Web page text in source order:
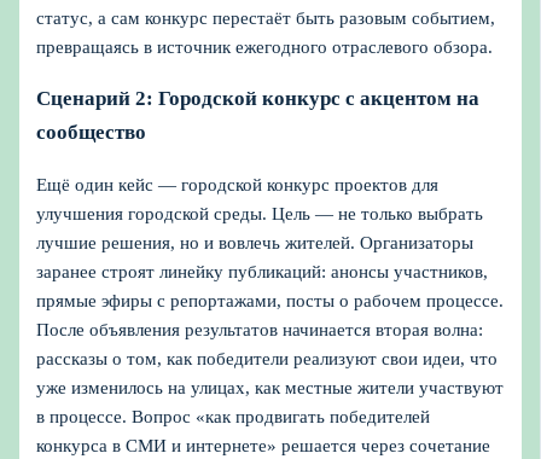
статус, а сам конкурс перестаёт быть разовым событием,
превращаясь в источник ежегодного отраслевого обзора.
Сценарий 2: Городской конкурс с акцентом на
сообщество
Ещё один кейс — городской конкурс проектов для
улучшения городской среды. Цель — не только выбрать
лучшие решения, но и вовлечь жителей. Организаторы
заранее строят линейку публикаций: анонсы участников,
прямые эфиры с репортажами, посты о рабочем процессе.
После объявления результатов начинается вторая волна:
рассказы о том, как победители реализуют свои идеи, что
уже изменилось на улицах, как местные жители участвуют
в процессе. Вопрос «как продвигать победителей
конкурса в СМИ и интернете» решается через сочетание